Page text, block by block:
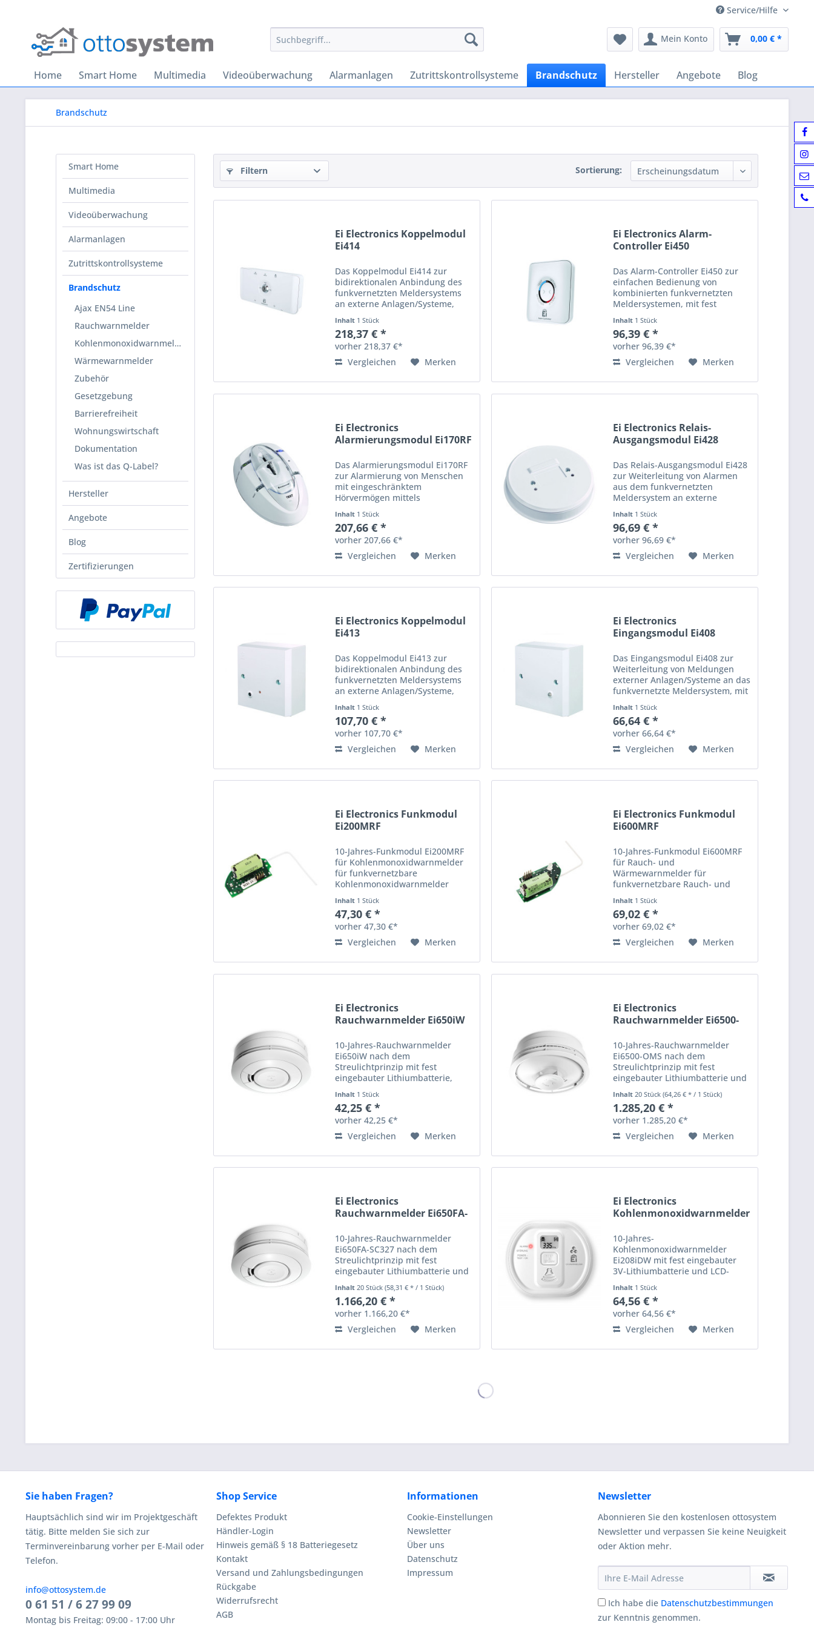
Service/Hilfe
Mein Konto 0,00 € *
Home Smart Home Multimedia Videoüberwachung Alarmanlagen Zutrittskontrollsysteme Brandschutz Hersteller Angebote Blog
Brandschutz
Smart Home
Multimedia
Videoüberwachung
Alarmanlagen
Zutrittskontrollsysteme
Brandschutz
Ajax EN54 Line
Rauchwarnmelder
Kohlenmonoxidwarnmelder
Wärmewarnmelder
Zubehör
Gesetzgebung
Barrierefreiheit
Wohnungswirtschaft
Dokumentation
Was ist das Q-Label?
Hersteller
Angebote
Blog
Zertifizierungen
Filtern Sortierung:
Ei Electronics Koppelmodul
Ei414
Das Koppelmodul Ei414 zur
bidirektionalen Anbindung des
funkvernetzten Meldersystems
an externe Anlagen/Systeme,
Anschluss oder 11-30 V DC über
externe Anlage, inkl.
selbstaufladende
Notstrombatterie, 5 Jahre...
Inhalt 1 Stück
218,37 € *
vorher 218,37 €*
Vergleichen
Merken
Ei Electronics Alarm-
Controller Ei450
Das Alarm-Controller Ei450 zur
einfachen Bedienung von
kombinierten funkvernetzten
Meldersystemen, mit fest
intuitive Einknopf-Bedienung, 5
Jahre Garantie, 10 Jahre
Lebensdauer Fest eingebaute...
Inhalt 1 Stück
96,39 € *
vorher 96,39 €*
Vergleichen
Merken
Ei Electronics
Alarmierungsmodul Ei170RF
Das Alarmierungsmodul Ei170RF
zur Alarmierung von Menschen
mit eingeschränktem
Hörvermögen mittels
230 V-Anschluss, inkl.
selbstaufladende
Notstrombatterie, 5 Jahre
Garantie, 10 Jahre Lebensdauer...
Inhalt 1 Stück
207,66 € *
vorher 207,66 €*
Vergleichen
Merken
Ei Electronics Relais-
Ausgangsmodul Ei428
Das Relais-Ausgangsmodul Ei428
zur Weiterleitung von Alarmen
aus dem funkvernetzten
Meldersystem an externe
Anschluss, inkl. selbstaufladende
Notstrombatterie, 5 Jahre
Garantie, 10 Jahre Lebensdauer
Weiterleiten...
Inhalt 1 Stück
96,69 € *
vorher 96,69 €*
Vergleichen
Merken
Ei Electronics Koppelmodul
Ei413
Das Koppelmodul Ei413 zur
bidirektionalen Anbindung des
funkvernetzten Meldersystems
an externe Anlagen/Systeme,
über externe Anlage, 5 Jahre
Garantie, 10 Jahre Lebensdauer
Montage wahlweise direkt an/ in
der...
Inhalt 1 Stück
107,70 € *
vorher 107,70 €*
Vergleichen
Merken
Ei Electronics
Eingangsmodul Ei408
Das Eingangsmodul Ei408 zur
Weiterleitung von Meldungen
externer Anlagen/Systeme an das
funkvernetzte Meldersystem, mit
Lithiumbatterie und integriertem
Funkmodul, 5 Jahre Garantie, 10
Jahre Lebensdauer Anschluss...
Inhalt 1 Stück
66,64 € *
vorher 66,64 €*
Vergleichen
Merken
Ei Electronics Funkmodul
Ei200MRF
10-Jahres-Funkmodul Ei200MRF
für Kohlenmonoxidwarnmelder
für funkvernetzbare
Kohlenmonoxidwarnmelder
eingebaute 3V-Lithiumbatterie
erweiterte Funktionalitäten:
Funkstreckenüberwachung,
Head-Removal,...
Inhalt 1 Stück
47,30 € *
vorher 47,30 €*
Vergleichen
Merken
Ei Electronics Funkmodul
Ei600MRF
10-Jahres-Funkmodul Ei600MRF
für Rauch- und
Wärmewarnmelder für
funkvernetzbare Rauch- und
Modellreihe Ei650i und Ei603TYC
fest eingebaute 3V-
Lithiumbatterie erweiterte
Funktionalitäten:
Funkstreckenüberwachung,...
Inhalt 1 Stück
69,02 € *
vorher 69,02 €*
Vergleichen
Merken
Ei Electronics
Rauchwarnmelder Ei650iW
10-Jahres-Rauchwarnmelder
Ei650iW nach dem
Streulichtprinzip mit fest
eingebauter Lithiumbatterie,
Funkmodul Ei600MRF, AudioLINK-
Funktion Optional
funkvernetzbar mit Funkmodul
Ei600MRF (separat erhältlich)...
Inhalt 1 Stück
42,25 € *
vorher 42,25 €*
Vergleichen
Merken
Ei Electronics
Rauchwarnmelder Ei6500-
10-Jahres-Rauchwarnmelder
Ei6500-OMS nach dem
Streulichtprinzip mit fest
eingebauter Lithiumbatterie und
für eine komplette
Ferninspektion gemäß DIN
14676-1 (Verfahren C), OMS
Generation 4 fest eingebaute...
Inhalt 20 Stück(64,26 € * / 1 Stück)
1.285,20 € *
vorher 1.285,20 €*
Vergleichen
Merken
Ei Electronics
Rauchwarnmelder Ei650FA-
10-Jahres-Rauchwarnmelder
Ei650FA-SC327 nach dem
Streulichtprinzip mit fest
eingebauter Lithiumbatterie und
zur Teil-Ferninspektion gemäß
DIN 14676-1 (Verfahren B), OMS
Generation 4 fest eingebaute...
Inhalt20 Stück(58,31 € * / 1 Stück)
1.166,20 € *
vorher 1.166,20 €*
Vergleichen
Merken
Ei Electronics
Kohlenmonoxidwarnmelder
10-Jahres-
Kohlenmonoxidwarnmelder
Ei208iDW mit fest eingebauter
3V-Lithiumbatterie und LCD-
mit Funkmodul Ei200MRF,
AudioLINK-Funktion fest
eingebaute 3V-Lithiumbatterie
funkvernetzbar mit Funkmodul...
Inhalt 1 Stück
64,56 € *
vorher 64,56 €*
Vergleichen
Merken
Sie haben Fragen?
Hauptsächlich sind wir im Projektgeschäft
tätig. Bitte melden Sie sich zur
Terminvereinbarung vorher per E-Mail oder
Telefon.
info@ottosystem.de
0 61 51 / 6 27 99 09
Montag bis Freitag: 09:00 - 17:00 Uhr
Shop Service
Defektes Produkt
Händler-Login
Hinweis gemäß § 18 Batteriegesetz
Kontakt
Versand und Zahlungsbedingungen
Rückgabe
Widerrufsrecht
AGB
Informationen
Cookie-Einstellungen
Newsletter
Über uns
Datenschutz
Impressum
Newsletter
Abonnieren Sie den kostenlosen ottosystem
Newsletter und verpassen Sie keine Neuigkeit
oder Aktion mehr.
Ich habe die Datenschutzbestimmungen
zur Kenntnis genommen.